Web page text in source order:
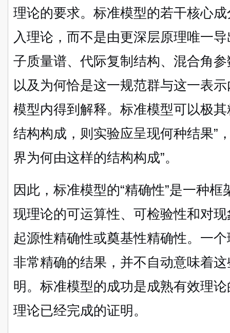
理论的要求。标准模型的若干核心
入理论，而不是由更深层原理唯一
子质量谱、代际复制结构、混合角
以及为何恰是这一规范群与这一表
模型内得到解释。标准模型可以极
结构构成，则实验应呈现何种结果”
界为何由这样的结构构成”。
因此，标准模型的“精确性”是一种
现理论的可运算性、可检验性和对
起源性精确性或奠基性精确性。一
非常精确的结果，并不自动意味着
明。标准模型的成功是成熟有效理
理论已经完成的证明。